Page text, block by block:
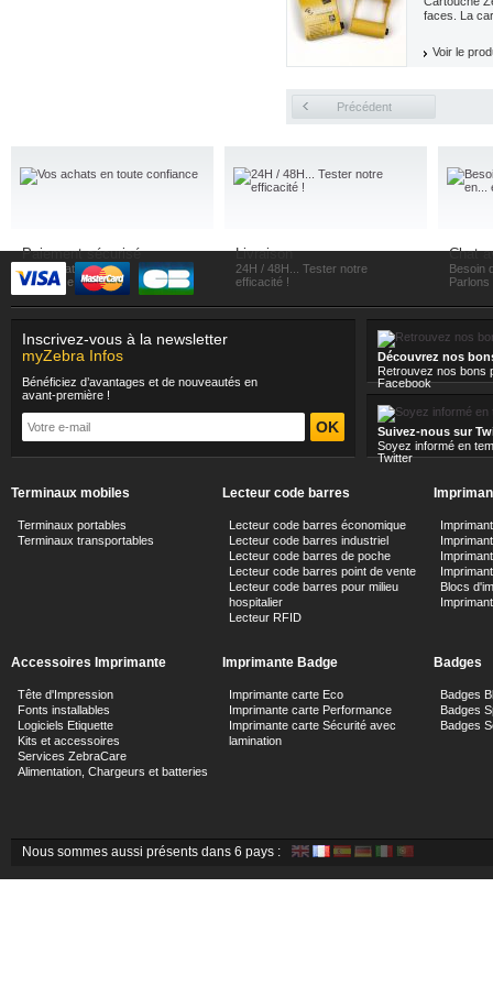
faces. La
Voir le
Précédent
Paiement sécurisé
Vos achats en toute
confiance
Livraison
24H / 48H... Tester notre
efficacité !
Chat
Besoin
Parlons
Inscrivez-vous à la newsletter
myZebra Infos
Bénéficiez d’avantages et de nouveautés en
avant-première !
Découvrez nos
Retrouvez nos bons
Facebook
Suivez-nous sur
Soyez informé en
Twitter
Terminaux mobiles
Terminaux portables
Terminaux transportables
Lecteur code barres
Lecteur code barres économique
Lecteur code barres industriel
Lecteur code barres de poche
Lecteur code barres point de vente
Lecteur code barres pour milieu
hospitalier
Lecteur RFID
Blocs
Accessoires Imprimante
Tête d'Impression
Fonts installables
Logiciels Etiquette
Kits et accessoires
Services ZebraCare
Alimentation, Chargeurs et batteries
Imprimante Badge
Imprimante carte Eco
Imprimante carte Performance
Imprimante carte Sécurité avec
lamination
Badges
Badges
Badges
Badges
Nous sommes aussi présents dans 6 pays :